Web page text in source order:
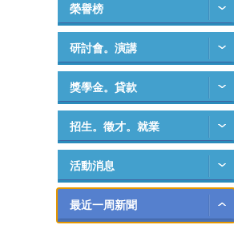
榮譽榜
研討會。演講
獎學金。貸款
招生。徵才。就業
活動消息
最近一周新聞